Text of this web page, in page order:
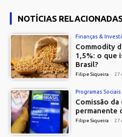
NOTÍCIAS
Finanças &
Commodity
1,5%: o que
Brasil?
Filipe Siqueira - 27
Programas Sociais
Comissão
permanente
Filipe Siqueira - 27